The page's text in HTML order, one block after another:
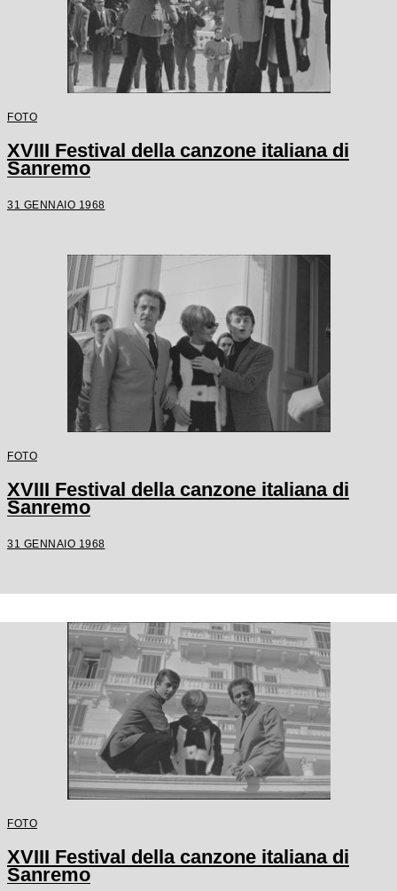
FOTO
XVIII Festival della canzone italiana di
Sanremo
31 GENNAIO 1968
FOTO
XVIII Festival della canzone italiana di
Sanremo
31 GENNAIO 1968
FOTO
XVIII Festival della canzone italiana di
Sanremo